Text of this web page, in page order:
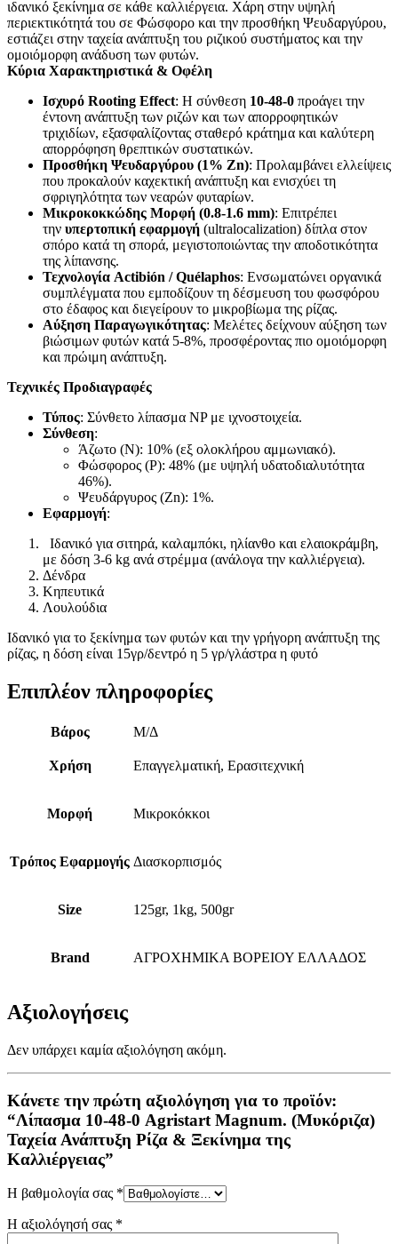
ιδανικό ξεκίνημα σε κάθε καλλιέργεια. Χάρη στην υψηλή
περιεκτικότητά του σε Φώσφορο και την προσθήκη Ψευδαργύρου,
εστιάζει στην ταχεία ανάπτυξη του ριζικού συστήματος και την
ομοιόμορφη ανάδυση των φυτών.
Κύρια Χαρακτηριστικά & Οφέλη
Ισχυρό Rooting Effect: Η σύνθεση 10-48-0 προάγει την
έντονη ανάπτυξη των ριζών και των απορροφητικών
τριχιδίων, εξασφαλίζοντας σταθερό κράτημα και καλύτερη
απορρόφηση θρεπτικών συστατικών.
Προσθήκη Ψευδαργύρου (1% Zn): Προλαμβάνει ελλείψεις
που προκαλούν καχεκτική ανάπτυξη και ενισχύει τη
σφριγηλότητα των νεαρών φυταρίων.
Μικροκοκκώδης Μορφή (0.8-1.6 mm): Επιτρέπει
την υπερτοπική εφαρμογή (ultralocalization) δίπλα στον
σπόρο κατά τη σπορά, μεγιστοποιώντας την αποδοτικότητα
της λίπανσης.
Τεχνολογία Actibión / Quélaphos: Ενσωματώνει οργανικά
συμπλέγματα που εμποδίζουν τη δέσμευση του φωσφόρου
στο έδαφος και διεγείρουν το μικροβίωμα της ρίζας.
Αύξηση Παραγωγικότητας: Μελέτες δείχνουν αύξηση των
βιώσιμων φυτών κατά 5-8%, προσφέροντας πιο ομοιόμορφη
και πρώιμη ανάπτυξη.
Τεχνικές Προδιαγραφές
Τύπος: Σύνθετο λίπασμα NP με ιχνοστοιχεία.
Σύνθεση:
Άζωτο (N): 10% (εξ ολοκλήρου αμμωνιακό).
Φώσφορος (P): 48% (με υψηλή υδατοδιαλυτότητα
46%).
Ψευδάργυρος (Zn): 1%.
Εφαρμογή:
Iδανικό για σιτηρά, καλαμπόκι, ηλίανθο και ελαιοκράμβη,
με δόση 3-6 kg ανά στρέμμα (ανάλογα την καλλιέργεια).
Δένδρα
Κηπευτικά
Λουλούδια
Ιδανικό για το ξεκίνημα των φυτών και την γρήγορη ανάπτυξη της
ρίζας, η δόση είναι 15γρ/δεντρό η 5 γρ/γλάστρα η φυτό
Επιπλέον πληροφορίες
Βάρος Μ/Δ
Χρήση Επαγγελματική, Ερασιτεχνική
Μορφή Μικροκόκκοι
Τρόπος Εφαρμογής Διασκορπισμός
Size 125gr, 1kg, 500gr
Brand ΑΓΡΟΧΗΜΙΚΑ ΒΟΡΕΙΟΥ ΕΛΛΑΔΟΣ
Αξιολογήσεις
Δεν υπάρχει καμία αξιολόγηση ακόμη.
Κάνετε την πρώτη αξιολόγηση για το προϊόν:
“Λίπασμα 10-48-0 Agristart Magnum. (Μυκόριζα)
Ταχεία Ανάπτυξη Ρίζα & Ξεκίνημα της
Καλλιέργειας”
Η βαθμολογία σας *
Η αξιολόγησή σας *